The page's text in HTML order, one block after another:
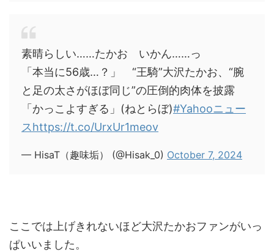
素晴らしい……たかお いかん……っ
「本当に56歳…？」 “王騎”大沢たかお、“腕
と足の太さがほぼ同じ”の圧倒的肉体を披露
「かっこよすぎる」(ねとらぼ)#Yahooニュー
スhttps://t.co/UrxUr1meov
— HisaT（趣味垢） (@Hisak_0) October 7, 2024
ここでは上げきれないほど大沢たかおファンがいっ
ぱいいました。